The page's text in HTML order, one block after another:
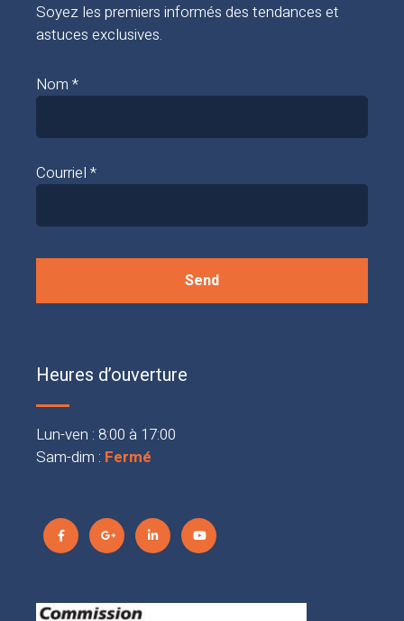
Soyez les premiers informés des tendances et
astuces exclusives.
Nom *
Courriel *
Heures d’ouverture
Lun-ven : 8:00 à 17:00
Sam-dim : Fermé